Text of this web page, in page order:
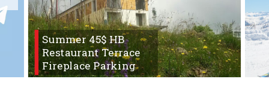
Summer 45$ HB
Restaurant Terrace
Fireplace Parking